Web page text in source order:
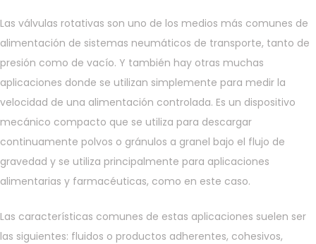
Las válvulas rotativas son uno de los medios más comunes de
alimentación de sistemas neumáticos de transporte, tanto de
presión como de vacío. Y también hay otras muchas
aplicaciones donde se utilizan simplemente para medir la
velocidad de una alimentación controlada. Es un dispositivo
mecánico compacto que se utiliza para descargar
continuamente polvos o gránulos a granel bajo el flujo de
gravedad y se utiliza principalmente para aplicaciones
alimentarias y farmacéuticas, como en este caso.
Las características comunes de estas aplicaciones suelen ser
las siguientes: fluidos o productos adherentes, cohesivos,